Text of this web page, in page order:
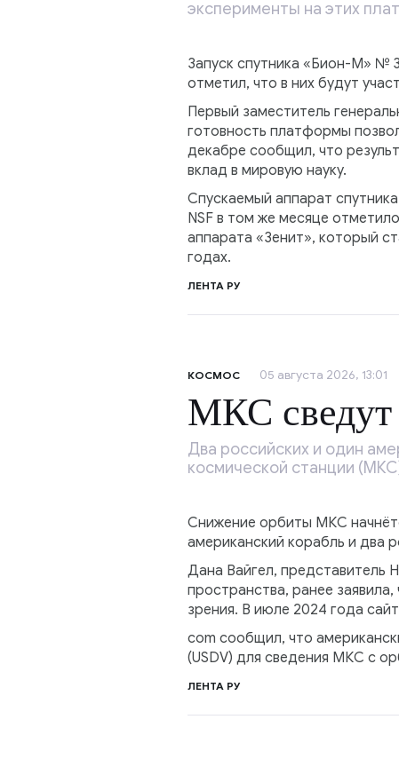
эксперименты на этих
Запуск спутника «Бион-М» №
отметил, что в них будут
Первый заместитель
готовность платформы
декабре сообщил, что
вклад в мировую науку.
Спускаемый аппарат
NSF в том же месяце
аппарата «Зенит», который
годах.
ЛЕНТА РУ
КОСМОС 05 августа 2026, 13:01
МКС сведут
Два российских и один
космической станции
Снижение орбиты МКС
американский корабль и два
Дана Вайгел, представитель
пространства, ранее
зрения. В июле 2024 года
com сообщил, что
(USDV) для сведения МКС с
ЛЕНТА РУ